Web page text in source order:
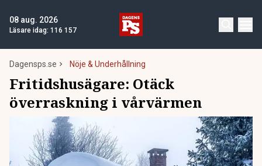
08 aug. 2026
Läsare idag: 116 157
Dagensps.se Nöje & Underhållning
Fritidshusägare: Otäck
överraskning i vårvärmen